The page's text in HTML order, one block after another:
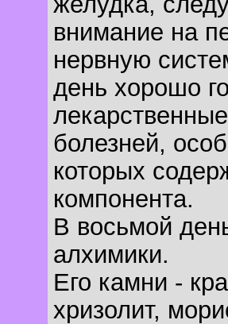
внимание на
нервную
день хорошо
болезней,
которых
компонента.
В восьмой
алхимики.
Его камни -
хризолит,